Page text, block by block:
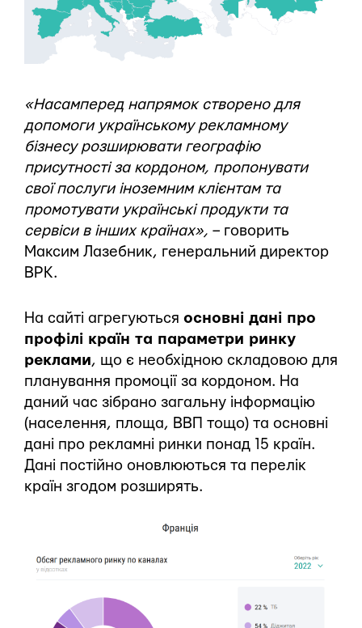
«Насамперед напрямок створено для
допомоги українському рекламному
бізнесу розширювати географію
присутності за кордоном, пропонувати
свої послуги іноземним клієнтам та
промотувати українські продукти та
сервіси в інших країнах», – говорить
Максим Лазебник, генеральний директор
ВРК.
На сайті агрегуються основні дані про
профілі країн та параметри ринку
реклами, що є необхідною складовою для
планування промоції за кордоном. На
даний час зібрано загальну інформацію
(населення, площа, ВВП тощо) та основні
дані про рекламні ринки понад 15 країн.
Дані постійно оновлюються та перелік
країн згодом розширять.